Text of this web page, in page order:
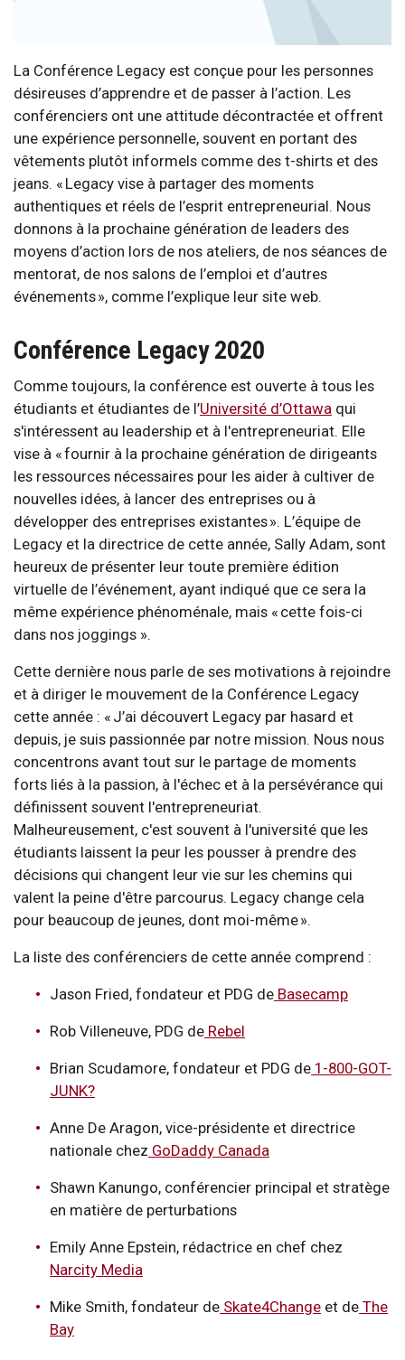
La Conférence Legacy est conçue pour les personnes
désireuses d’apprendre et de passer à l’action. Les
conférenciers ont une attitude décontractée et offrent
une expérience personnelle, souvent en portant des
vêtements plutôt informels comme des t-shirts et des
jeans. « Legacy vise à partager des moments
authentiques et réels de l’esprit entrepreneurial. Nous
donnons à la prochaine génération de leaders des
moyens d’action lors de nos ateliers, de nos séances de
mentorat, de nos salons de l’emploi et d’autres
événements », comme l’explique leur site web.
Conférence Legacy 2020
Comme toujours, la conférence est ouverte à tous les
étudiants et étudiantes de l’Université d’Ottawa qui
s'intéressent au leadership et à l'entrepreneuriat. Elle
vise à « fournir à la prochaine génération de dirigeants
les ressources nécessaires pour les aider à cultiver de
nouvelles idées, à lancer des entreprises ou à
développer des entreprises existantes ». L’équipe de
Legacy et la directrice de cette année, Sally Adam, sont
heureux de présenter leur toute première édition
virtuelle de l’événement, ayant indiqué que ce sera la
même expérience phénoménale, mais « cette fois-ci
dans nos joggings ».
Cette dernière nous parle de ses motivations à rejoindre
et à diriger le mouvement de la Conférence Legacy
cette année : « J’ai découvert Legacy par hasard et
depuis, je suis passionnée par notre mission. Nous nous
concentrons avant tout sur le partage de moments
forts liés à la passion, à l'échec et à la persévérance qui
définissent souvent l'entrepreneuriat.
Malheureusement, c'est souvent à l'université que les
étudiants laissent la peur les pousser à prendre des
décisions qui changent leur vie sur les chemins qui
valent la peine d'être parcourus. Legacy change cela
pour beaucoup de jeunes, dont moi-même ».
La liste des conférenciers de cette année comprend :
Jason Fried, fondateur et PDG de Basecamp
Rob Villeneuve, PDG de Rebel
Brian Scudamore, fondateur et PDG de 1-800-GOT-
JUNK?
Anne De Aragon, vice-présidente et directrice
nationale chez GoDaddy Canada
Shawn Kanungo, conférencier principal et stratège
en matière de perturbations
Emily Anne Epstein, rédactrice en chef chez
Narcity Media
Mike Smith, fondateur de Skate4Change et de The
Bay